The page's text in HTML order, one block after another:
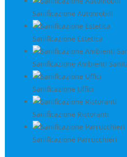
Sanificazione Automobili
Sanificazione Estetica
Sanificazione Ambienti
Sanificazione Uffici
Sanificazione Ristoranti
Sanificazione Parrucchieri